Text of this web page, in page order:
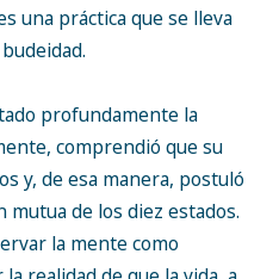
una práctica que se lleva
profundamente la
comprendió que su
y, de esa manera, postuló
de los diez estados.
la mente como